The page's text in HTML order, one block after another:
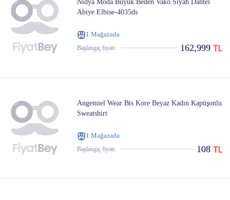
Nidya Moda Büyük Beden Vako Siyah Dantel
Abiye Elbise-4035ds
1 Mağazada
Başlangıç ​​fiyatı: 162,999
Angemiel Wear Bts Kore Beyaz Kadın Kapüşonlu
Sweatshirt
1 Mağazada
Başlangıç ​​fiyatı: 108